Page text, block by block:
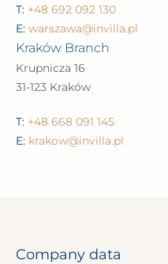
T: +48 692 092 130
E: warszawa@invilla.pl
Kraków Branch
Krupnicza 16
31-123 Kraków
T: +48 668 091 145
E: krakow@invilla.pl
Company data